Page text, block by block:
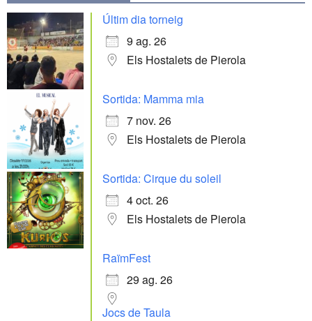
Últim dia torneig
9 ag. 26
Els Hostalets de Pierola
Sortida: Mamma mia
7 nov. 26
Els Hostalets de Pierola
Sortida: Cirque du soleil
4 oct. 26
Els Hostalets de Pierola
RaïmFest
29 ag. 26
Jocs de Taula